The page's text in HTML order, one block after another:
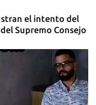
el intento del
Supremo Consejo